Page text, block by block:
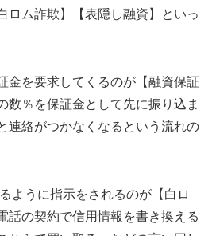
ロム詐欺】【表隠し融資】といっ
金を要求してくるのが【融資保証
数％を保証金として先に振り込ま
連絡がつかなくなるという流れの
ように指示をされるのが【白ロ
話の契約で信用情報を書き換える